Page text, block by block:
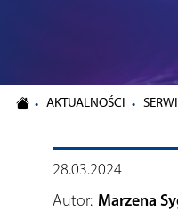
AKTUALNOŚCI
28.03.2024
Autor: Marzena